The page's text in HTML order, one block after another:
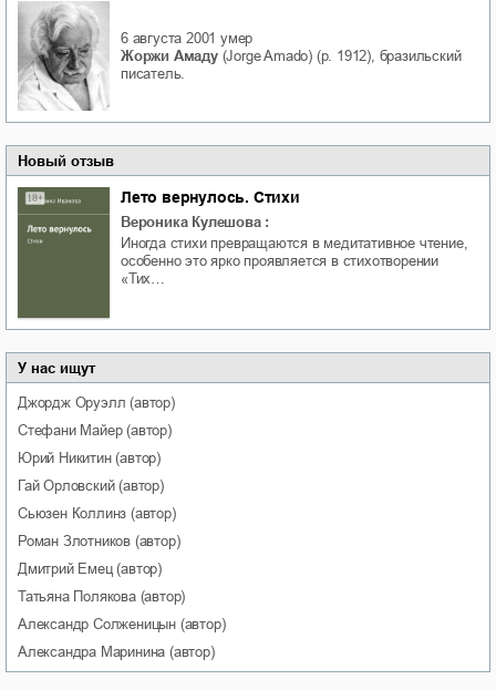
6 августа 2001 умер
Жоржи Амаду(Jorge Amado) (р. 1912), бразильский
писатель.
Новый отзыв
Лето вернулось. Стихи
Вероника Кулешова :
Иногда стихи превращаются в медитативное чтение,
особенно это ярко проявляется в стихотворении
«Тих…
У нас ищут
Джордж Оруэлл (автор)
Стефани Майер(автор)
Юрий Никитин(автор)
Гай Орловский(автор)
Сьюзен Коллинз (автор)
Роман Злотников (автор)
Дмитрий Емец(автор)
Татьяна Полякова(автор)
Александр Солженицын (автор)
Александра Маринина (автор)